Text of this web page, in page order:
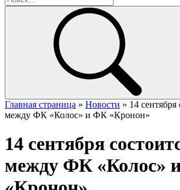
Главная страница » Новости » 14 сентября
между ФК «Колос» и ФК «Кронон»
14 сентября
между ФК «Колос»